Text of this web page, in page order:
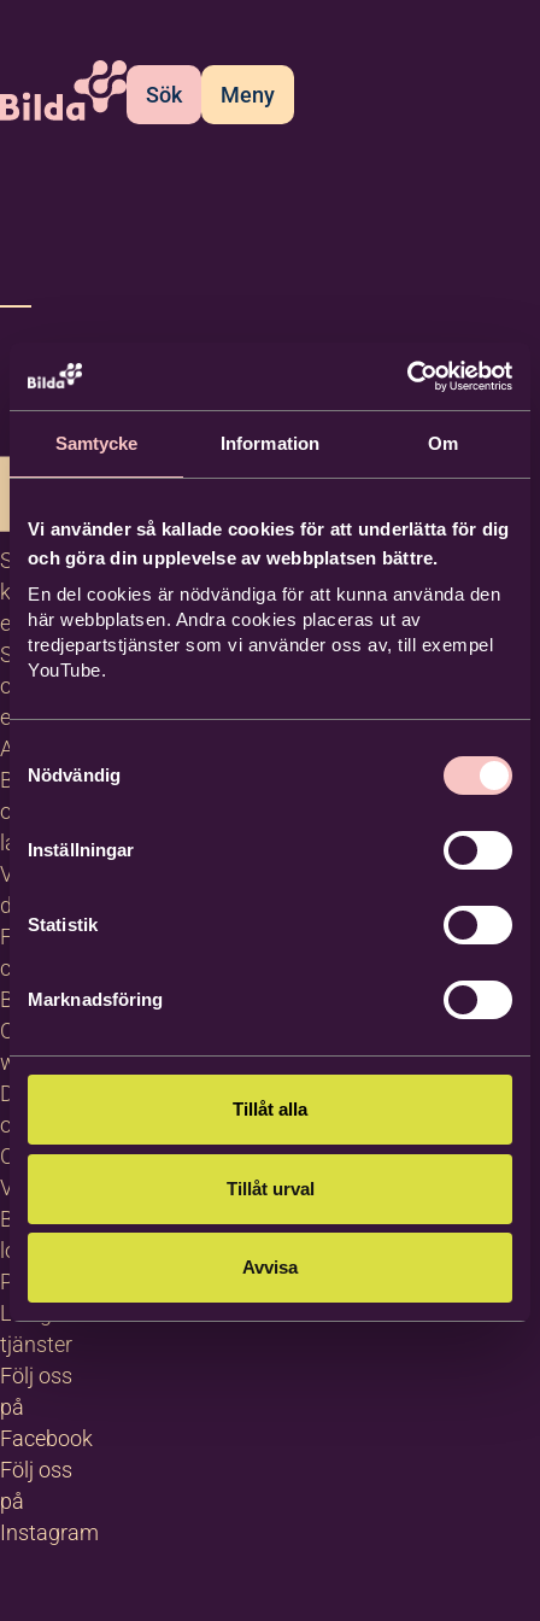
Samtycke Information Om
Vi använder så kallade cookies för att underlätta för dig
och göra din upplevelse av webbplatsen bättre.
En del cookies är nödvändiga för att kunna använda den
här webbplatsen. Andra cookies placeras ut av
tredjepartstjänster som vi använder oss av, till exempel
YouTube.
Samtyckesval
Nödvändig
Inställningar
Statistik
Marknadsföring
Tillåt alla
Tillåt urval
Avvisa
Sök Meny
Studiecirklar,
kurser och
evenemang
Studiematerial
och
erbjudanden
About
Bilda in
other
languages
Villkor för
deltagare
För
cirkelledare
Blanketter
Om
webbplatsen
Dataskydd
och GDPR
Cookies
Visselblåsning
Bildas
logotyp
Pressrum
Lediga
tjänster
Följ oss
på
Facebook
Följ oss
på
Instagram